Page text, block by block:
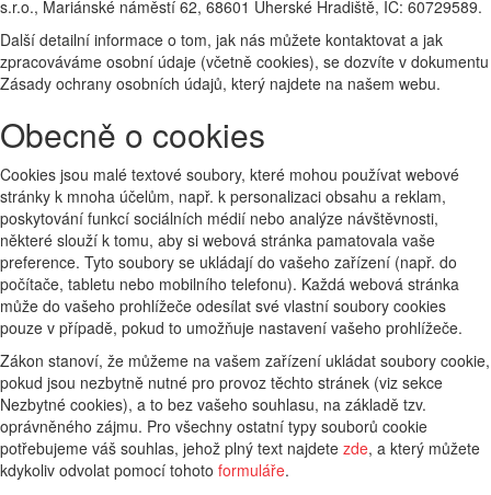
s.r.o., Mariánské náměstí 62, 68601 Uherské Hradiště, IČ: 60729589.
Další detailní informace o tom, jak nás můžete kontaktovat a jak
zpracováváme osobní údaje (včetně cookies), se dozvíte v dokumentu
Zásady ochrany osobních údajů, který najdete na našem webu.
Obecně o cookies
Cookies jsou malé textové soubory, které mohou používat webové
stránky k mnoha účelům, např. k personalizaci obsahu a reklam,
poskytování funkcí sociálních médií nebo analýze návštěvnosti,
některé slouží k tomu, aby si webová stránka pamatovala vaše
preference. Tyto soubory se ukládají do vašeho zařízení (např. do
počítače, tabletu nebo mobilního telefonu). Každá webová stránka
může do vašeho prohlížeče odesílat své vlastní soubory cookies
pouze v případě, pokud to umožňuje nastavení vašeho prohlížeče.
Zákon stanoví, že můžeme na vašem zařízení ukládat soubory cookie,
pokud jsou nezbytně nutné pro provoz těchto stránek (viz sekce
Nezbytné cookies), a to bez vašeho souhlasu, na základě tzv.
oprávněného zájmu. Pro všechny ostatní typy souborů cookie
potřebujeme váš souhlas, jehož plný text najdete zde, a který můžete
kdykoliv odvolat pomocí tohoto formuláře.